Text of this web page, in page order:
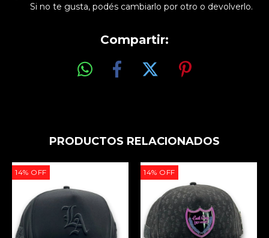
Si no te gusta, podés cambiarlo por otro o devolverlo.
Compartir:
PRODUCTOS RELACIONADOS
14% OFF 14% OFF